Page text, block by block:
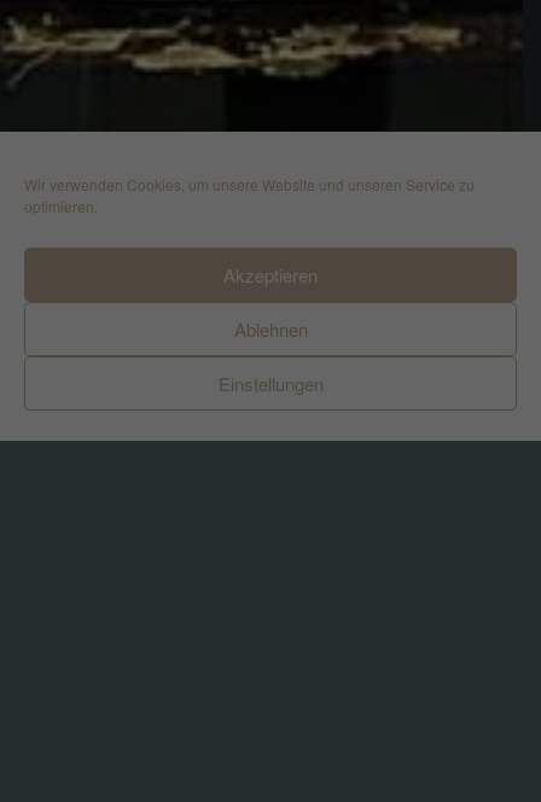
Wir verwenden Cookies, um unsere Website und unseren Service zu
optimieren.
Akzeptieren
Ablehnen
Einstellungen